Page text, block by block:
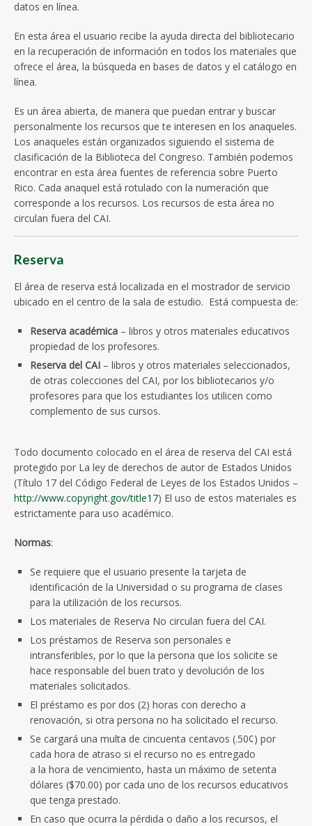
datos en línea.
En esta área el usuario recibe la ayuda directa del bibliotecario
en la recuperación de información en todos los materiales que
ofrece el área, la búsqueda en bases de datos y el catálogo en
línea.
Es un área abierta, de manera que puedan entrar y buscar
personalmente los recursos que te interesen en los anaqueles.
Los anaqueles están organizados siguiendo el sistema de
clasificación de la Biblioteca del Congreso. También podemos
encontrar en esta área fuentes de referencia sobre Puerto
Rico. Cada anaquel está rotulado con la numeración que
corresponde a los recursos. Los recursos de esta área no
circulan fuera del CAI.
Reserva
El área de reserva está localizada en el mostrador de servicio
ubicado en el centro de la sala de estudio. Está compuesta de:
Reserva académica – libros y otros materiales educativos
propiedad de los profesores.
Reserva del CAI – libros y otros materiales seleccionados,
de otras colecciones del CAI, por los bibliotecarios y/o
profesores para que los estudiantes los utilicen como
complemento de sus cursos.
Todo documento colocado en el área de reserva del CAI está
protegido por La ley de derechos de autor de Estados Unidos
(Título 17 del Código Federal de Leyes de los Estados Unidos –
http://www.copyright.gov/title17) El uso de estos materiales es
estrictamente para uso académico.
Normas:
Se requiere que el usuario presente la tarjeta de
identificación de la Universidad o su programa de clases
para la utilización de los recursos.
Los materiales de Reserva No circulan fuera del CAI.
Los préstamos de Reserva son personales e
intransferibles, por lo que la persona que los solicite se
hace responsable del buen trato y devolución de los
materiales solicitados.
El préstamo es por dos (2) horas con derecho a
renovación, si otra persona no ha solicitado el recurso.
Se cargará una multa de cincuenta centavos (.50¢) por
cada hora de atraso si el recurso no es entregado
a la hora de vencimiento, hasta un máximo de setenta
dólares ($70.00) por cada uno de los recursos educativos
que tenga prestado.
En caso que ocurra la pérdida o daño a los recursos, el